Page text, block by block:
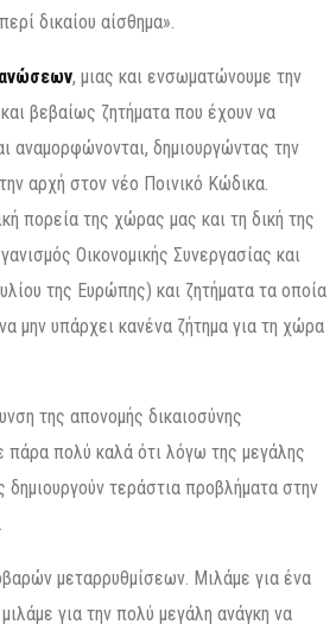
δικαίου αίσθημα».
, μιας και ενσωματώνουμε την
βεβαίως ζητήματα που έχουν να
αναμορφώνονται, δημιουργώντας την
αρχή στον νέο Ποινικό Κώδικα.
πορεία της χώρας μας και τη δική της
Οικονομικής Συνεργασίας και
της Ευρώπης) και ζητήματα τα οποία
μην υπάρχει κανένα ζήτημα για τη χώρα
της απονομής δικαιοσύνης
πάρα πολύ καλά ότι λόγω της μεγάλης
τεράστια προβλήματα στην
μεταρρυθμίσεων. Μιλάμε για ένα
για την πολύ μεγάλη ανάγκη να